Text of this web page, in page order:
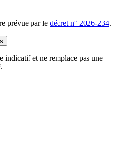
croisure
prévue par le décret n° 2026-234.
indicatif et ne remplace pas une